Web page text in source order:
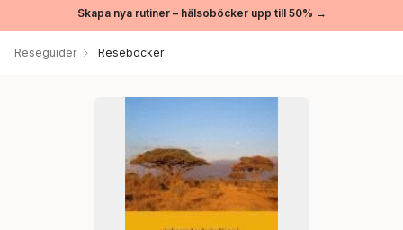
Skapa nya rutiner – hälsoböcker upp till 50% →
Reseguider Reseböcker